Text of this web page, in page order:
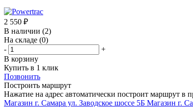
2 550 ₽
В наличии (2)
На складе (0)
-
+
В корзину
Купить в 1 клик
Позвонить
Построить маршрут
Нажатие на адрес автоматически построит маршрут в
Магазин г. Самара ул. Заводское шоссе 5Б Магазин г.